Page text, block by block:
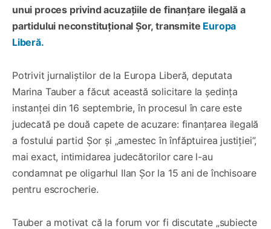
unui proces privind acuzațiile de finanțare ilegală a
partidului neconstituțional Șor, transmite Europa
Liberă.
Potrivit jurnaliștilor de la Europa Liberă, deputata
Marina Tauber a făcut această solicitare la ședința
instanței din 16 septembrie, în procesul în care este
judecată pe două capete de acuzare: finanțarea ilegală
a fostului partid Șor și „amestec în înfăptuirea justiției”,
mai exact, intimidarea judecătorilor care l-au
condamnat pe oligarhul Ilan Șor la 15 ani de închisoare
pentru escrocherie.
Tauber a motivat că la forum vor fi discutate „subiecte